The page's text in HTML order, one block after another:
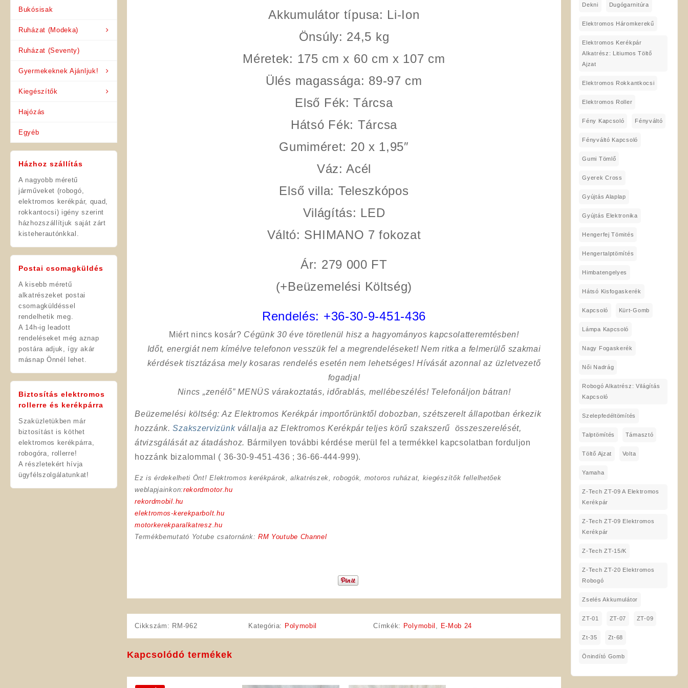
Bukósisak
Ruházat (Modeka)
Ruházat (Seventy)
Gyermekeknek Ajánljuk!
Kiegészítők
Hajózás
Egyéb
Házhoz szállítás
A nagyobb méretű
járműveket (robogó,
elektromos kerékpár, quad,
rokkantocsi) igény szerint
házhozszállítjuk saját zárt
kisteherautónkkal.
Postai csomagküldés
A kisebb méretű
alkatrészeket postai
csomagküldéssel
rendelhetik meg.
A 14h-ig leadott
rendeléseket még aznap
postára adjuk, így akár
másnap Önnél lehet.
Biztosítás elektromos
rollerre és kerékpárra
Szaküzletükben már
biztosítást is köthet
elektromos kerékpárra,
robogóra, rollerre!
A részletekért hívja
ügyfélszolgálatunkat!
Akkumulátor típusa: Li-Ion
Önsúly: 24,5 kg
Méretek: 175 cm x 60 cm x 107 cm
Ülés magassága: 89-97 cm
Első Fék: Tárcsa
Hátsó Fék: Tárcsa
Gumiméret: 20 x 1,95″
Váz: Acél
Első villa: Teleszkópos
Világítás: LED
Váltó: SHIMANO 7 fokozat
Ár: 279 000 FT
(+Beüzemelési Költség)
Rendelés: +36-30-9-451-436
Miért nincs kosár? Cégünk 30 éve töretlenül hisz a hagyományos kapcsolatteremtésben!
Időt, energiát nem kímélvetelefonon vesszük fel a megrendeléseket! Nem ritka a felmerülő szakmai
kérdések tisztázása mely kosaras rendelés esetén nem lehetséges! Hívását azonnal az üzletvezető
fogadja!
Nincs „zenélő” MENÜS várakoztatás, időrablás, mellébeszélés! Telefonáljon bátran!
Beüzemelési költség: Az Elektromos Kerékpár importőrünktől dobozban, szétszerelt állapotban érkezik
hozzánk.Szakszervizünk vállalja az Elektromos Kerékpár teljes körű szakszerű összeszerelését,
átvizsgálását az átadáshoz. Bármilyen további kérdése merül fel a termékkel kapcsolatban forduljon
hozzánk bizalommal ( 36-30-9-451-436 ; 36-66-444-999).
Ez is érdekelheti Önt! Elektromos kerékpárok, alkatrészek, robogók, motoros ruházat, kiegészítők fellelhetőek
weblapjainkon:rekordmotor.hu
rekordmobil.hu
elektromos-kerekparbolt.hu
motorkerekparalkatresz.hu
Termékbemutató Yotube csatornánk: RM Youtube Channel
Cikkszám: RM-962 Kategória: Polymobil Címkék: Polymobil E-Mob 24
Kapcsolódó termékek
Dekni Dugógarnitúra
Elektromos Háromkerekű
Elektromos Kerékpár
Alkatrész: Litiumos Töltő
Ajzat
Elektromos Rokkantkocsi
Elektromos Roller
Fény Kapcsoló Fényváltó
Fényváltó Kapcsoló
Gumi Tömlő
Gyerek Cross
Gyújtás Alaplap
Gyújtás Elektronika
Hengerfej Tömités
Hengertalptömítés
Himbatengelyes
Hátsó Kisfogaskerék
Kapcsoló Kürt-Gomb
Lámpa Kapcsoló
Nagy Fogaskerék
Női Nadrág
Robogó Alkatrész: Világítás
Kapcsoló
Szelepfedéltömítés
Talptömítés Támasztó
Töltő Ajzat Volta
Yamaha
Z-Tech ZT-09 A Elektromos
Kerékpár
Z-Tech ZT-09 Elektromos
Kerékpár
Z-Tech ZT-15/K
Z-Tech ZT-20 Elektromos
Robogó
Zselés Akkumulátor
ZT-01 ZT-07 ZT-09
Zt-35 Zt-68
Önindító Gomb